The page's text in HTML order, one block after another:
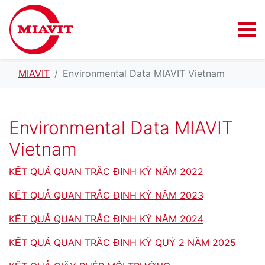
MIAVIT Environmental Data MIAVIT Vietnam
Environmental Data MIAVIT
Vietnam
KẾT QUẢ QUAN TRẮC ĐỊNH KỲ NĂM 2022
KẾT QUẢ QUAN TRẮC ĐỊNH KỲ NĂM 2023
KẾT QUẢ QUAN TRẮC ĐỊNH KỲ NĂM 2024
KẾT QUẢ QUAN TRẮC ĐỊNH KỲ QUÝ 2 NĂM 2025